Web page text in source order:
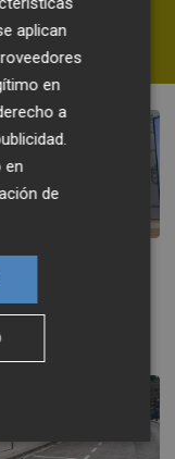
que al
le "consta" el
por redes a
aplican
en
a
.
en
de